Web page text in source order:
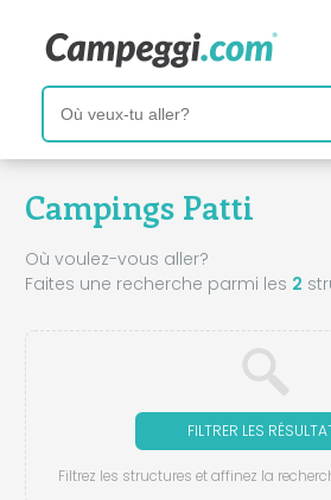
Campings Patti
Où voulez-vous aller?
Faites une recherche parmi les 2
FILTRER LES
Filtrez les structures et affinez la